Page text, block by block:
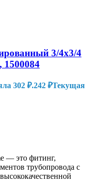
3/4х3/4
1500084
302 ₽.242 ₽Текущая
— это фитинг,
трубопровода с